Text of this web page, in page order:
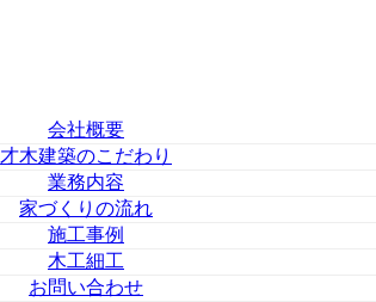
会社概要
才木建築のこだわり
業務内容
家づくりの流れ
施工事例
木工細工
お問い合わせ